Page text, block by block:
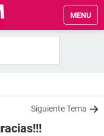
MENU
Siguiente Tema